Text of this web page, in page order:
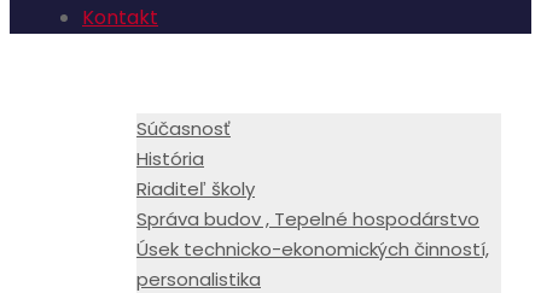
Kontakt
Súčasnosť
História
Riaditeľ školy
Správa budov , Tepelné hospodárstvo
Úsek technicko-ekonomických činností,
personalistika